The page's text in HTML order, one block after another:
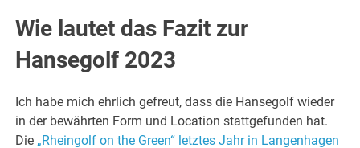
Wie lautet das Fazit zur
Hansegolf 2023
Ich habe mich ehrlich gefreut, dass die Hansegolf wieder
in der bewährten Form und Location stattgefunden hat.
Die „Rheingolf on the Green“ letztes Jahr in Langenhagen